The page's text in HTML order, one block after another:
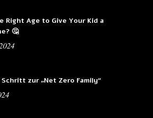
Right Age to Give Your Kid a
🤔
zur „Net Zero Family“